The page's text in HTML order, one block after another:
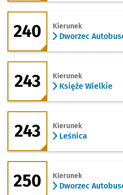
240 - kierunek
240 Kierunek
Dworzec
243 - kierunek
243 Kierunek
Księże Wielkie
243 - kierunek Leśnica
243 Kierunek
Leśnica
250 - kierunek
250 Kierunek
Dworzec